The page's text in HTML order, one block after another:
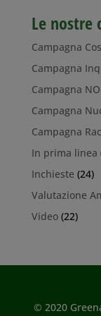
Le nostre
Campagna
Campagna
Campagna
Campagna
Campagna
In prima linea
Inchieste (24)
Valutazione
Video(22)
© 2020